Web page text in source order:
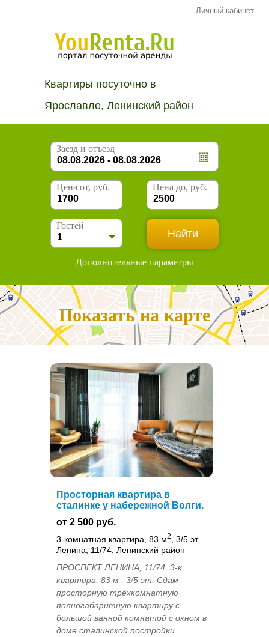
Личный кабинет
Квартиры посуточно в
Ярославле, Ленинский район
Заезд и отъезд
Цена от, руб. Цена до, руб.
Гостей
Дополнительные параметры
Показать на карте
Просторная квартира в
сталинке у набережной Волги.
от 2 500 руб.
3-комнатная квартира, 83 м2
, 3/5 эт.
Ленина, 11/74, Ленинский район
ПРОСПЕКТ ЛЕНИНА, 11/74. 3-к.
квартира, 83 м , 3/5 эт. Сдам
просторную трёхкомнатную
полногабаритную квартиру с
большой ванной комнатой с окном в
доме сталинской постройки.